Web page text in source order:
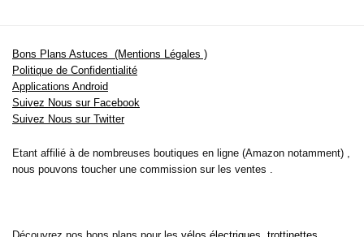
Bons Plans Astuces (Mentions Légales )
Politique de Confidentialité
Applications Android
Suivez Nous sur Facebook
Suivez Nous sur Twitter
Etant affilié à de nombreuses boutiques en ligne (Amazon notamment) ,
nous pouvons toucher une commission sur les ventes .